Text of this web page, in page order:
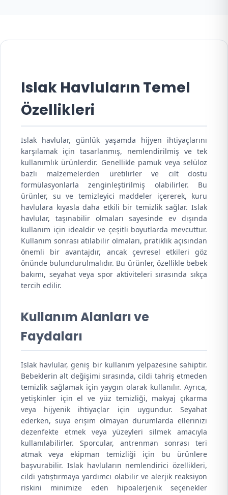
Islak Havluların Temel
Özellikleri
Islak havlular, günlük yaşamda hijyen ihtiyaçlarını
karşılamak için tasarlanmış, nemlendirilmiş ve tek
kullanımlık ürünlerdir. Genellikle pamuk veya selüloz
bazlı malzemelerden üretilirler ve cilt dostu
formülasyonlarla zenginleştirilmiş olabilirler. Bu
ürünler, su ve temizleyici maddeler içererek, kuru
havlulara kıyasla daha etkili bir temizlik sağlar. Islak
havlular, taşınabilir olmaları sayesinde ev dışında
kullanım için idealdir ve çeşitli boyutlarda mevcuttur.
Kullanım sonrası atılabilir olmaları, pratiklik açısından
önemli bir avantajdır, ancak çevresel etkileri göz
önünde bulundurulmalıdır. Bu ürünler, özellikle bebek
bakımı, seyahat veya spor aktiviteleri sırasında sıkça
tercih edilir.
Kullanım Alanları ve
Faydaları
Islak havlular, geniş bir kullanım yelpazesine sahiptir.
Bebeklerin alt değişimi sırasında, cildi tahriş etmeden
temizlik sağlamak için yaygın olarak kullanılır. Ayrıca,
yetişkinler için el ve yüz temizliği, makyaj çıkarma
veya hijyenik ihtiyaçlar için uygundur. Seyahat
ederken, suya erişim olmayan durumlarda ellerinizi
dezenfekte etmek veya yüzeyleri silmek amacıyla
kullanılabilirler. Sporcular, antrenman sonrası teri
atmak veya ekipman temizliği için bu ürünlere
başvurabilir. Islak havluların nemlendirici özellikleri,
cildi yatıştırmaya yardımcı olabilir ve alerjik reaksiyon
riskini minimize eden hipoalerjenik seçenekler